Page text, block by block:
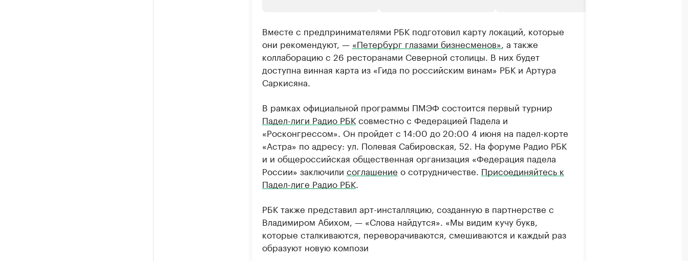
Вместе с предпринимателями РБК подготовил карту локаций, которые
они рекомендуют, — «Петербург глазами бизнесменов» , а также
коллаборацию с 26 ресторанами Северной столицы. В них будет
доступна винная карта из «Гида по российским винам» РБК и Артура
Саркисяна.
В рамках официальной программы ПМЭФ состоится первый турнир
Падел-лиги Радио РБКсовместно с Федерацией Падела и
«Росконгрессом». Он пройдет с 14:00 до 20:00 4 июня на падел-корте
«Астра» по адресу: ул. Полевая Сабировская, 52. На форуме Радио РБК
и и общероссийская общественная организация «Федерация падела
России» заключили соглашение о сотрудничестве. Присоединяйтесь к
Падел-лиге Радио РБК
РБК также представил арт-инсталляцию, созданную в партнерстве с
Владимиром Абихом, — «Слова найдутся». «Мы видим кучу букв,
которые сталкиваются, переворачиваются, смешиваются и каждый раз
образуют новую компози